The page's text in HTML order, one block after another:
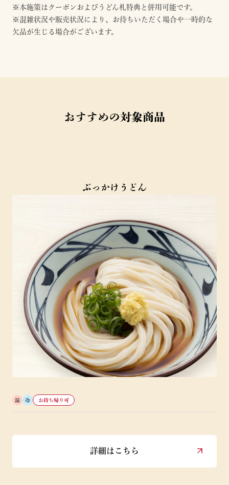
※本施策はクーポンおよびうどん札特典と併用可能です。
※混雑状況や販売状況により、お待ちいただく場合や一時的な
欠品が生じる場合がございます。
おすすめの対象商品
ぶっかけうどん
温 冷 お持ち帰り可
詳細はこちら